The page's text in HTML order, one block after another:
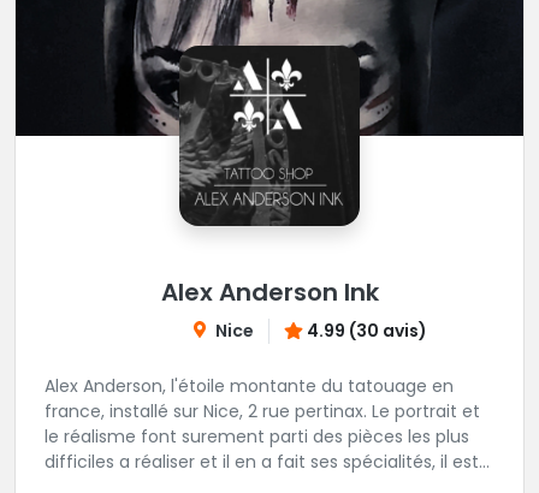
Alex Anderson Ink
Nice 4.99 (30 avis)
Alex Anderson, l'étoile montante du tatouage en
france, installé sur Nice, 2 rue pertinax. Le portrait et
le réalisme font surement parti des pièces les plus
difficiles a réaliser et il en a fait ses spécialités, il est